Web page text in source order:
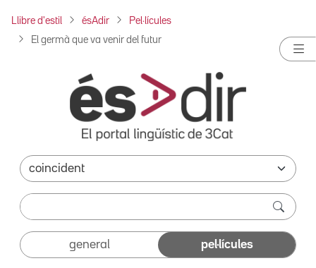
Llibre d'estil ésAdir Pel·lícules
El germà que va venir del futur
general pel·lícules